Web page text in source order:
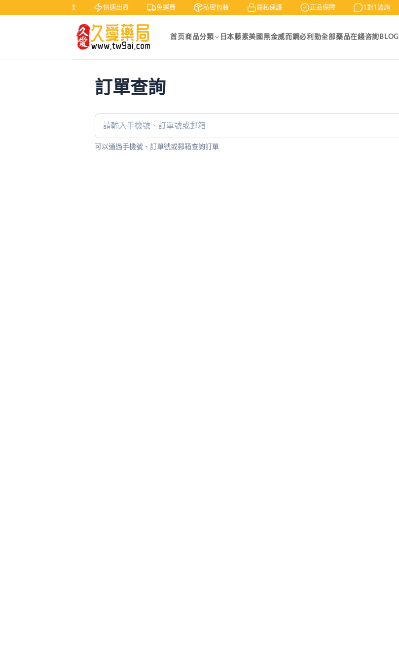
快速出貨 免運費 私密包裝 隱私保護 正品保障 1對1諮詢
首页 商品分類 日本藤素美國黑金威而鋼必利勁全部藥品在綫咨詢 BLOG
訂單查詢
可以通過手機號、訂單號或郵箱查詢訂單